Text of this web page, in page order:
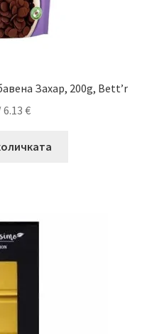
Захар, 200g, Bett’r
6.13 €